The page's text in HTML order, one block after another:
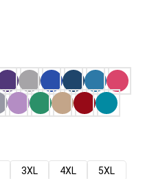
3XL 4XL
5XL